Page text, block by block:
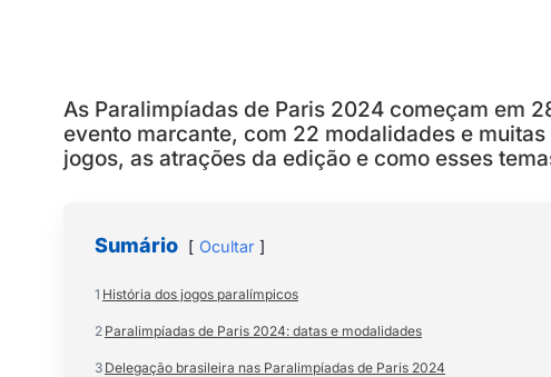
As Paralimpíadas de Paris 2024 começam em
evento marcante, com 22 modalidades e
jogos, as atrações da edição e como esses
Sumário Ocultar
1 História dos jogos paralímpicos
2 Paralimpíadas de Paris 2024: datas e modalidades
3 Delegação brasileira nas Paralimpíadas de Paris 2024